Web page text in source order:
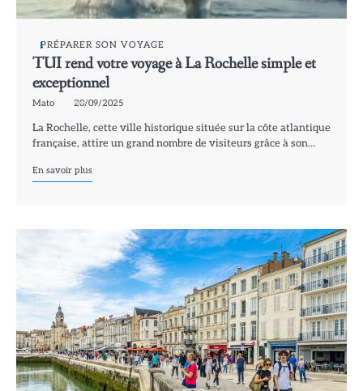
PRÉPARER SON VOYAGE
TUI rend votre voyage à La Rochelle simple et
exceptionnel
Mato 20/09/2025
La Rochelle, cette ville historique située sur la côte atlantique
française, attire un grand nombre de visiteurs grâce à son…
En savoir plus